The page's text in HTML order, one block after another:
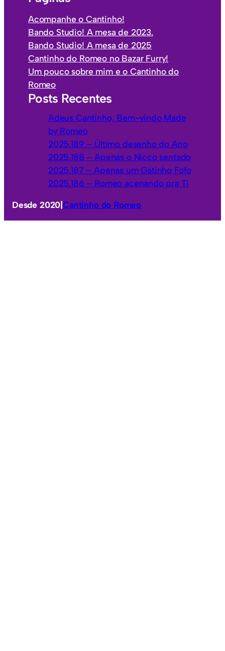
s
e
g
o
i
a
s
Acompanhe o Cantinho!
Bando Studio! A mesa de 2023.
Bando Studio! A mesa de 2025
Cantinho do Romeo no Bazar Furry!
Um pouco sobre mim e o Cantinho do
Romeo
Posts Recentes
Adeus Cantinho, Bem-vindo Made
by Romeo
2025.189 – Último desenho do Ano
2025.188 – Apenas o Nicco sentado
2025.187 – Apenas um Gatinho Fofo
2025.186 – Romeo acenando pra Ti
Desde 2020 |Cantinho do Romeo